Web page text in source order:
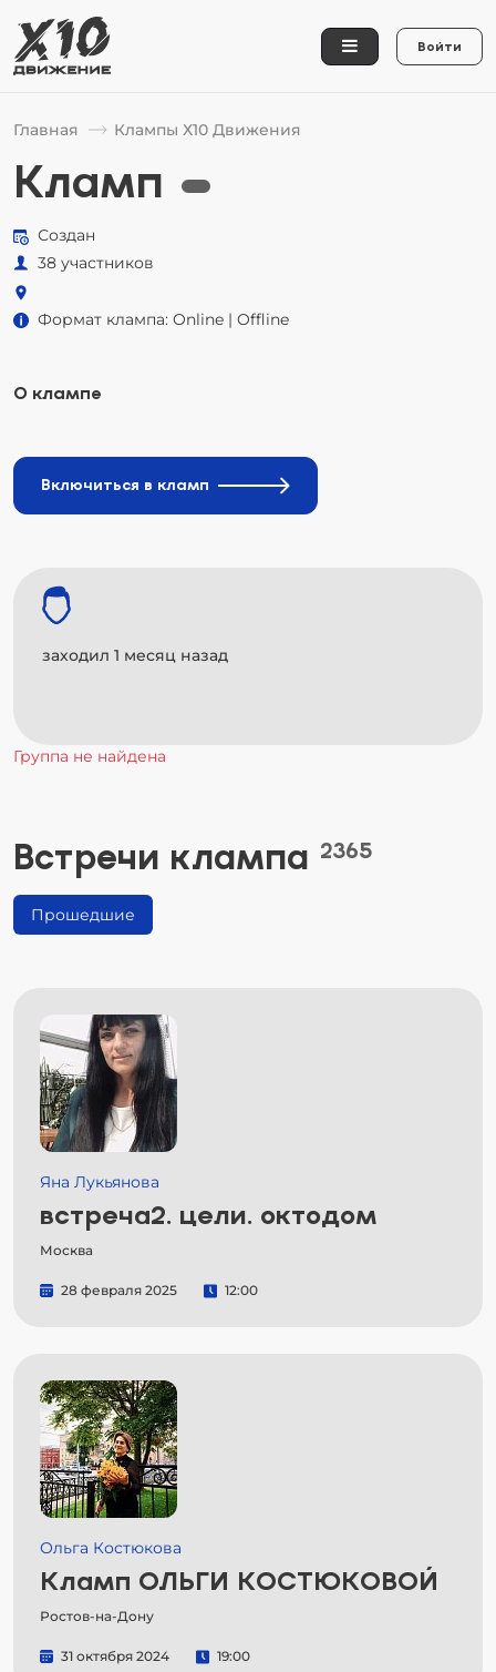
Войти
Главная Клампы Х10 Движения
Кламп
Создан
38 участников
Формат клампа: Online | Offline
О клампе
Включиться в кламп
заходил 1 месяц назад
Группа не найдена
Встречи клампа 2365
Прошедшие
Яна Лукьянова
встреча2. цели. октодом
Москва
28 февраля 2025 12:00
Ольга Костюкова
Кламп ОЛЬГИ КОСТЮКОВОЙ
Ростов-на-Дону
31 октября 2024 19:00